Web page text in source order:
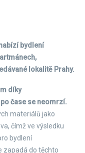
bydlení
lokalitě Prahy.
díky
čase se neomrzí.
materiálů jako
čímž ve výsledku
bydlení
zapadá do těchto